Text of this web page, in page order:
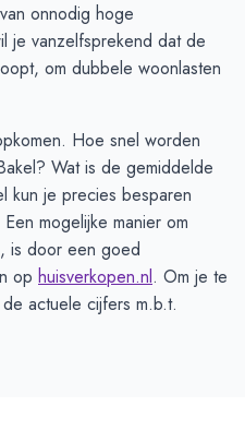
onnodig hoge
je vanzelfsprekend dat de
om dubbele woonlasten
Hoe snel worden
Wat is de gemiddelde
kun je precies besparen
mogelijke manier om
is door een goed
op huisverkopen.nl. Om je te
actuele cijfers m.b.t.